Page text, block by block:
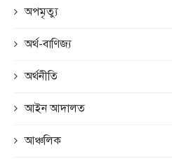
অপমৃত্যু
অর্থ-বাণিজ্য
অর্থনীতি
আইন আদালত
আঞ্চলিক